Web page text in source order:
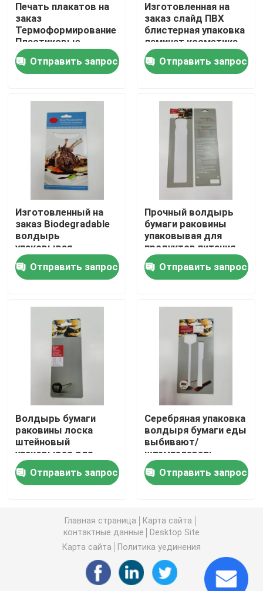
Продукция
О Компании
Наша фабрика
контроль качества
контактные данные
Отправить запрос
Напечатанная упаковывая коробка
Изготовленные на заказ упаковывая коробки
напечатанная рифленая коробка
Коробка свечи упаковывая
Умирает коробка отрезка упаковывая
Печать наклеек-этикеток
Пусковые площадки слоя паллета
Печать плакатов на
заказ
Термоформирование
Пластиковые
пузырьки Карточная
упаковка для
макияжа Эластичная
Отправить запрос
Изготовленная на
заказ слайд ПВХ
блистерная упаковка
ламинат косметика
блистерная упаковка
Отправить запрос
Изготовленный на
заказ Biodegradable
волдырь
упаковывая
пластиковую
раковину упаковывая
для еды
Отправить запрос
Прочный волдырь
бумаги раковины
упаковывая для
продуктов питания
FSC
Отправить запрос
Волдырь бумаги
раковины лоска
штейновый
упаковывая для
упаковки еды
Отправить запрос
Серебряная упаковка
волдыря бумаги еды
выбивают/
штемпелевать
Debosss горячий
Отправить запрос
Главная страница
Карта сайта
контактные данные
Desktop Site
Карта сайта
Политика уединения